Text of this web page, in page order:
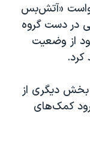
«آتش‌بس
در دست گروه
از وضعیت
کرد.
بخش دیگری از
کمک‌های